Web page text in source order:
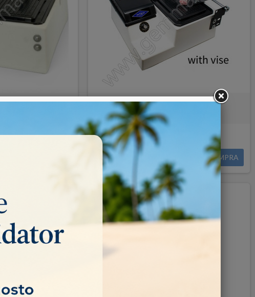
lama 150 mm Taglierina manuale con carrello
Disponibile in 7 gg
680,00 € COMPRA